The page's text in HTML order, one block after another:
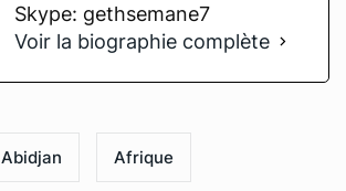
Skype: gethsemane7
Voir la biographie complète
Abidjan Afrique